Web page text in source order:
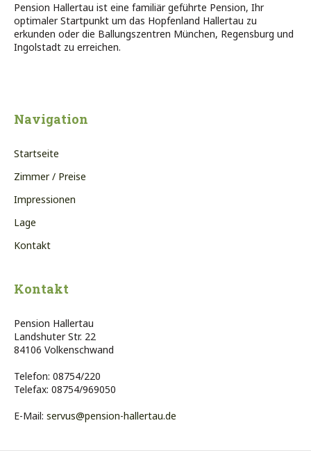
Pension Hallertau ist eine familiär geführte Pension, Ihr
optimaler Startpunkt um das Hopfenland Hallertau zu
erkunden oder die Ballungszentren München, Regensburg und
Ingolstadt zu erreichen.
Navigation
Startseite
Zimmer / Preise
Impressionen
Lage
Kontakt
Kontakt
Pension Hallertau
Landshuter Str. 22
84106 Volkenschwand
Telefon: 08754/220
Telefax: 08754/969050
E-Mail: servus@pension-hallertau.de